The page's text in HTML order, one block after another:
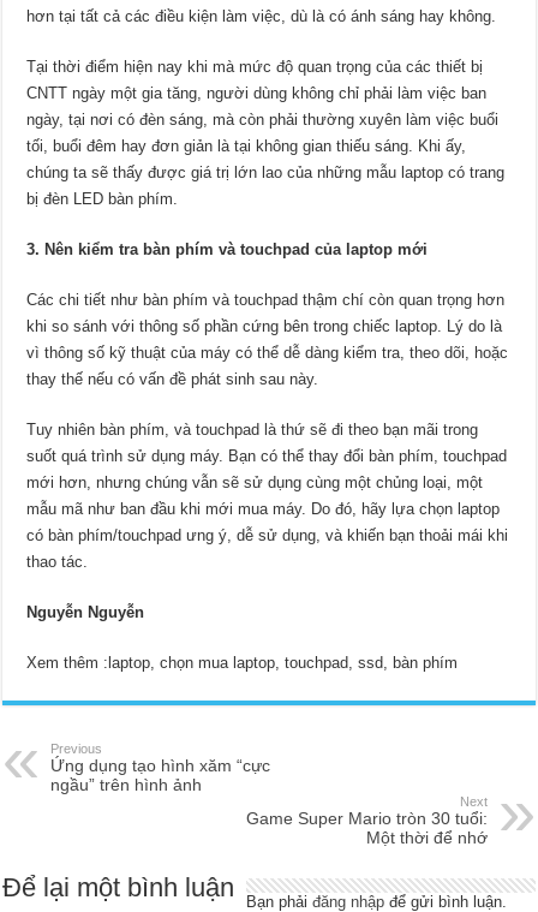
hơn tại tất cả các điều kiện làm việc, dù là có ánh sáng hay không.
Tại thời điểm hiện nay khi mà mức độ quan trọng của các thiết bị
CNTT ngày một gia tăng, người dùng không chỉ phải làm việc ban
ngày, tại nơi có đèn sáng, mà còn phải thường xuyên làm việc buổi
tối, buổi đêm hay đơn giản là tại không gian thiếu sáng. Khi ấy,
chúng ta sẽ thấy được giá trị lớn lao của những mẫu laptop có trang
bị đèn LED bàn phím.
3. Nên kiểm tra bàn phím và touchpad của laptop mới
Các chi tiết như bàn phím vàtouchpadthậm chí còn quan trọng hơn
khi so sánh với thông số phần cứng bên trong chiếc laptop. Lý do là
vì thông số kỹ thuật của máy có thể dễ dàng kiểm tra, theo dõi, hoặc
thay thế nếu có vấn đề phát sinh sau này.
Tuy nhiên bàn phím, và touchpad là thứ sẽ đi theo bạn mãi trong
suốt quá trình sử dụng máy. Bạn có thể thay đổi bàn phím, touchpad
mới hơn, nhưng chúng vẫn sẽ sử dụng cùng một chủng loại, một
mẫu mã như ban đầu khi mới mua máy. Do đó, hãy lựa chọn laptop
có bàn phím/touchpad ưng ý, dễ sử dụng, và khiến bạn thoải mái khi
thao tác.
Nguyễn Nguyễn
Xem thêm :laptop, chọn mua laptop, touchpad, ssd, bàn phím
Previous
Ứng dụng tạo hình xăm “cực
ngầu” trên hình ảnh
Next
Game Super Mario tròn 30 tuổi:
Một thời để nhớ
Để lại một bình luận Bạn phảiđăng nhập để gửi bình luận.